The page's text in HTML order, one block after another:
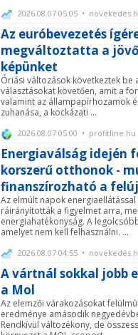
2026.08.07 05:05 •
Az euróbevezetés
megváltoztatta a
képünket
Óriási változások következtek be
választásokat követően, amit a
valamint az állampapírhozamok
zuhanása, a kockázati ...
2026.08.07 05:00 • profitline.hu
Energiaválság idején
korszerű otthonok -
finanszírozható a
Az elmúlt napok
ráirányították a figyelmet arra,
energiahatékonyság. A
amelyet nem kell felhasználni. ...
2026.08.07 04:55 •
A vártnál sokkal jobb
a Mol
Az elemzői várakozásokat
eredménye amásodik
Rendkívül változékony, de